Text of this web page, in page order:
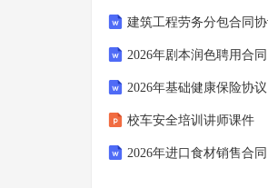
2026年剧本润色聘用合同
2026年基础健康保险协议
校车安全培训讲师课件
2026年进口食材销售合同